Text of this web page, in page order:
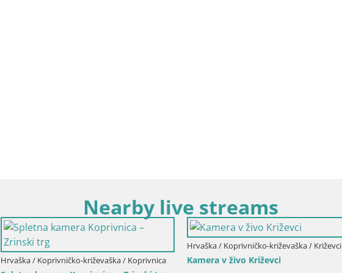
Nearby live streams
Hrvaška / Koprivničko-križevaška / Koprivnica
Hrvaška / Koprivničko-križevaška / Križevci
Kamera v živo Križevci